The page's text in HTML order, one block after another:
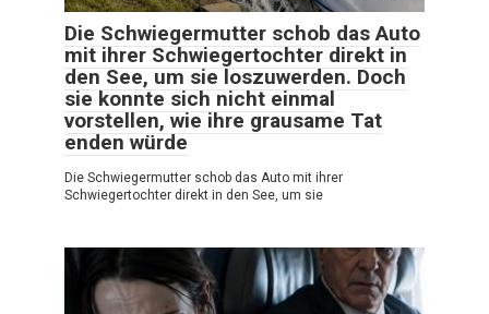
Die Schwiegermutter schob das Auto
mit ihrer Schwiegertochter direkt in
den See, um sie loszuwerden. Doch
sie konnte sich nicht einmal
vorstellen, wie ihre grausame Tat
enden würde
Die Schwiegermutter schob das Auto mit ihrer
Schwiegertochter direkt in den See, um sie